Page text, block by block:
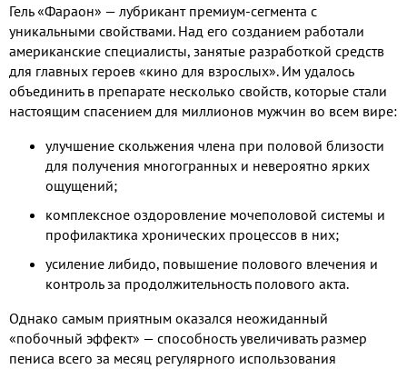
Гель «Фараон» — лубрикант премиум-сегмента с
уникальными свойствами. Над его созданием работали
американские специалисты, занятые разработкой средств
для главных героев «кино для взрослых». Им удалось
объединить в препарате несколько свойств, которые стали
настоящим спасением для миллионов мужчин во всем вире:
улучшение скольжения члена при половой близости
для получения многогранных и невероятно ярких
ощущений;
комплексное оздоровление мочеполовой системы и
профилактика хронических процессов в них;
усиление либидо, повышение полового влечения и
контроль за продолжительность полового акта.
Однако самым приятным оказался неожиданный
«побочный эффект» — способность увеличивать размер
пениса всего за месяц регулярного использования